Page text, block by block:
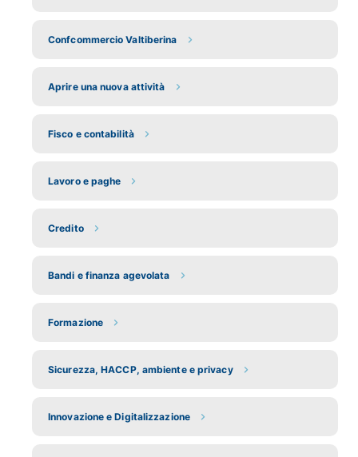
Confcommercio Valtiberina
Aprire una nuova attività
Fisco e contabilità
Lavoro e paghe
Credito
Bandi e finanza agevolata
Formazione
Sicurezza, HACCP, ambiente e privacy
Innovazione e Digitalizzazione